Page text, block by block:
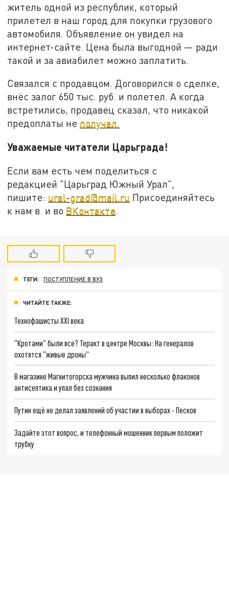
житель одной из республик, который
прилетел в наш город для покупки грузового
автомобиля. Объявление он увидел на
интернет-сайте. Цена была выгодной — ради
такой и за авиабилет можно заплатить.
Связался с продавцом. Договорился о сделке,
внёс залог 650 тыс. руб. и полетел. А когда
встретились, продавец сказал, что никакой
предоплаты не получал.
Уважаемые читатели Царьграда!
Если вам есть чем поделиться с
редакцией "Царьград Южный Урал",
пишите: ural-grad@mail.ru Присоединяйтесь
к нам в и во ВКонтакте
ТЕГИ: ПОСТУПЛЕНИЕ В ВУЗ
ЧИТАЙТЕ ТАКЖЕ:
Технофашисты XXI века
"Кротами" были все? Теракт в центре Москвы: На генералов
охотятся "живые дроны"
В магазине Магнитогорска мужчина выпил несколько флаконов
антисептика и упал без сознания
Путин ещё не делал заявлений об участии в выборах - Песков
Задайте этот вопрос, и телефонный мошенник первым положит
трубку